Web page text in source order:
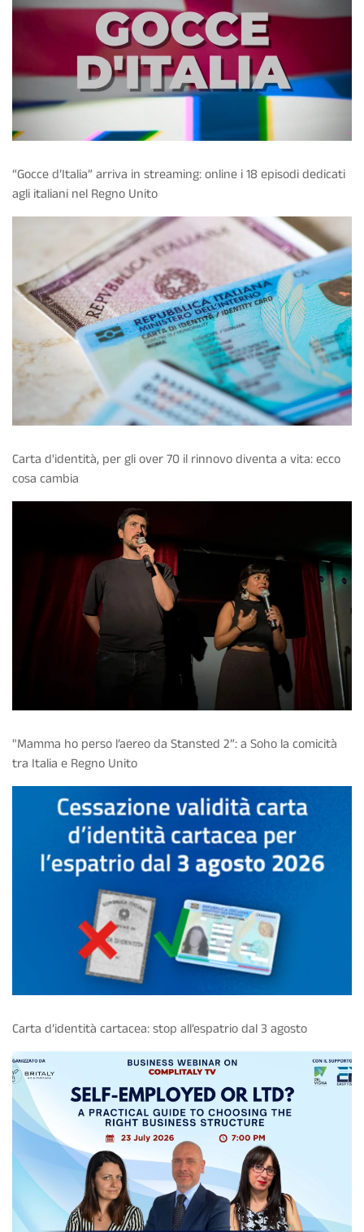
“Gocce d’Italia” arriva in streaming: online i 18 episodi dedicati
agli italiani nel Regno Unito
Carta d'identità, per gli over 70 il rinnovo diventa a vita: ecco
cosa cambia
"Mamma ho perso l’aereo da Stansted 2”: a Soho la comicità
tra Italia e Regno Unito
Carta d’identità cartacea: stop all’espatrio dal 3 agosto